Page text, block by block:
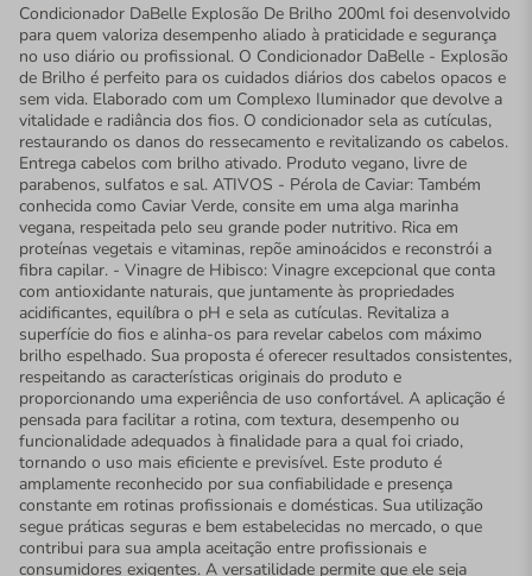
Condicionador DaBelle Explosão De Brilho 200ml foi desenvolvido
para quem valoriza desempenho aliado à praticidade e segurança
no uso diário ou profissional. O Condicionador DaBelle - Explosão
de Brilho é perfeito para os cuidados diários dos cabelos opacos e
sem vida. Elaborado com um Complexo Iluminador que devolve a
vitalidade e radiância dos fios. O condicionador sela as cutículas,
restaurando os danos do ressecamento e revitalizando os cabelos.
Entrega cabelos com brilho ativado. Produto vegano, livre de
parabenos, sulfatos e sal. ATIVOS - Pérola de Caviar: Também
conhecida como Caviar Verde, consite em uma alga marinha
vegana, respeitada pelo seu grande poder nutritivo. Rica em
proteínas vegetais e vitaminas, repõe aminoácidos e reconstrói a
fibra capilar. - Vinagre de Hibisco: Vinagre excepcional que conta
com antioxidante naturais, que juntamente às propriedades
acidificantes, equilíbra o pH e sela as cutículas. Revitaliza a
superfície do fios e alinha-os para revelar cabelos com máximo
brilho espelhado. Sua proposta é oferecer resultados consistentes,
respeitando as características originais do produto e
proporcionando uma experiência de uso confortável. A aplicação é
pensada para facilitar a rotina, com textura, desempenho ou
funcionalidade adequados à finalidade para a qual foi criado,
tornando o uso mais eficiente e previsível. Este produto é
amplamente reconhecido por sua confiabilidade e presença
constante em rotinas profissionais e domésticas. Sua utilização
segue práticas seguras e bem estabelecidas no mercado, o que
contribui para sua ampla aceitação entre profissionais e
consumidores exigentes. A versatilidade permite que ele seja